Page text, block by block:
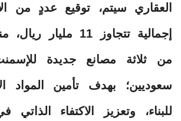
العقاري سيتم، توقيع عددٍ من
إجمالية تتجاوز 11
من ثلاثة مصانع جديدة
سعوديين؛ بهدف تأمين المواد
للبناء، وتعزيز الاكتفاء